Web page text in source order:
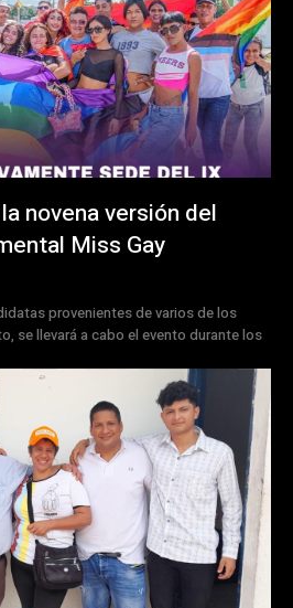
novena versión del
Miss Gay
provenientes de varios de los
se llevará a cabo el evento durante los